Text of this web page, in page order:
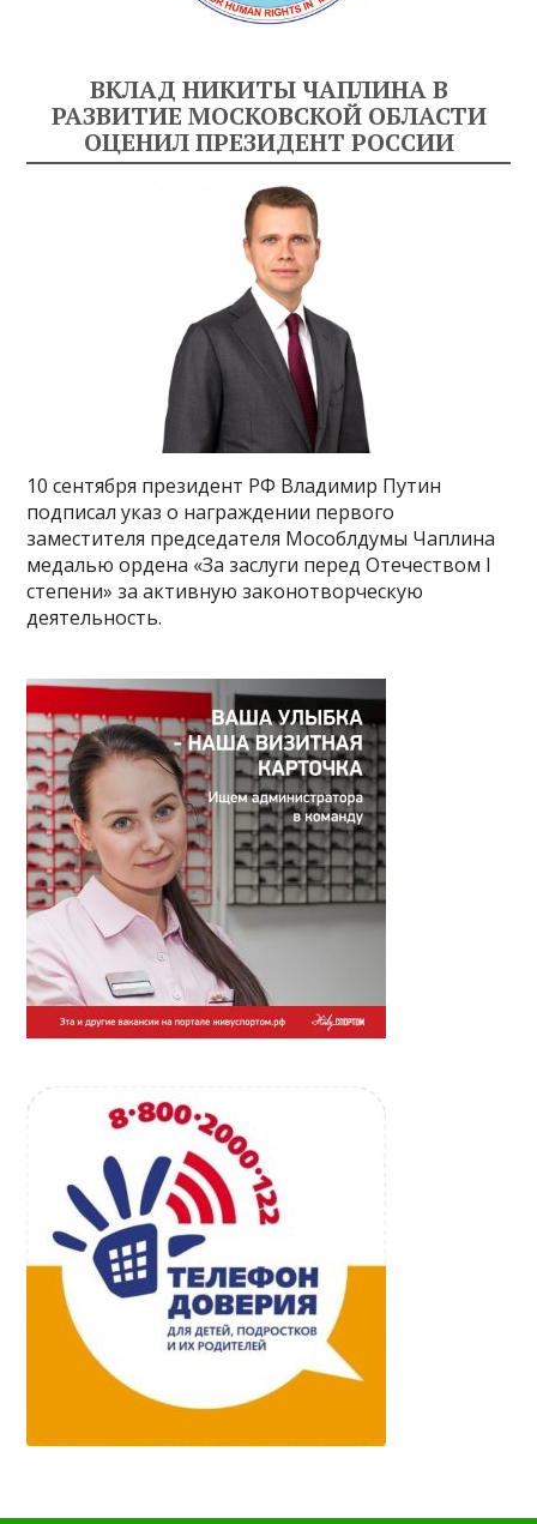
ВКЛАД НИКИТЫ ЧАПЛИНА В
РАЗВИТИЕ МОСКОВСКОЙ ОБЛАСТИ
ОЦЕНИЛ ПРЕЗИДЕНТ РОССИИ
10 сентября президент РФ Владимир Путин
подписал указ о награждении первого
заместителя председателя Мособлдумы Чаплина
медалью ордена «За заслуги перед Отечеством I
степени» за активную законотворческую
деятельность.